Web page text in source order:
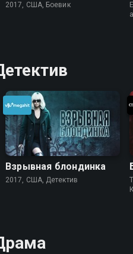
2017, США, Боевик
Взрывная блондинка
2017, США, Детектив